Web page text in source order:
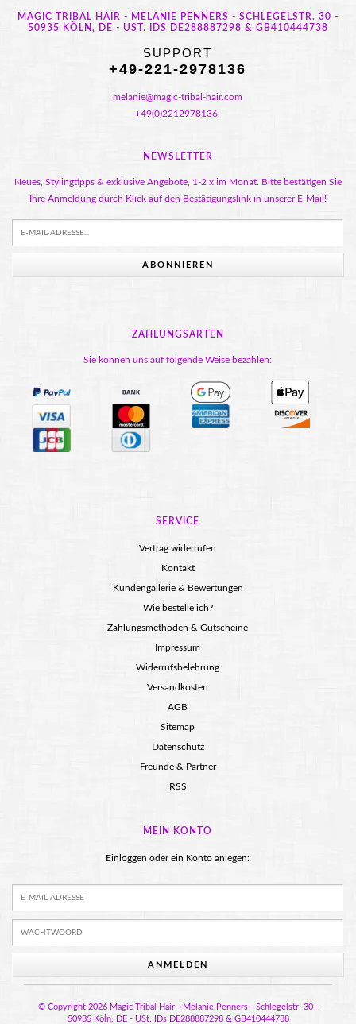
MAGIC TRIBAL HAIR - MELANIE PENNERS - SCHLEGELSTR. 30 -
50935 KÖLN, DE - UST. IDS DE288887298 & GB410444738
SUPPORT
+49-221-2978136
melanie@magic-tribal-hair.com
+49(0)2212978136.
NEWSLETTER
Neues, Stylingtipps & exklusive Angebote, 1-2 x im Monat. Bitte bestätigen Sie
Ihre Anmeldung durch Klick auf den Bestätigungslink in unserer E-Mail!
ABONNIEREN
ZAHLUNGSARTEN
Sie können uns auf folgende Weise bezahlen:
SERVICE
Vertrag widerrufen
Kontakt
Kundengallerie & Bewertungen
Wie bestelle ich?
Zahlungsmethoden & Gutscheine
Impressum
Widerrufsbelehrung
Versandkosten
AGB
Sitemap
Datenschutz
Freunde & Partner
RSS
MEIN KONTO
Einloggen oder ein Konto anlegen:
ANMELDEN
© Copyright 2026 Magic Tribal Hair - Melanie Penners - Schlegelstr. 30 -
50935 Köln, DE - USt. IDs DE288887298 & GB410444738